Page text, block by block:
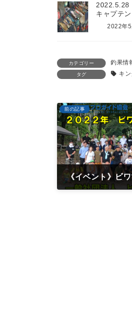
2022.5.28
キャプテン
2022年5
カテゴリー 釣果情
タグ キ
前の記事